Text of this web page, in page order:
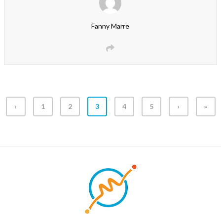
Fanny Marre
‹ 1 2 3 4 5 › »